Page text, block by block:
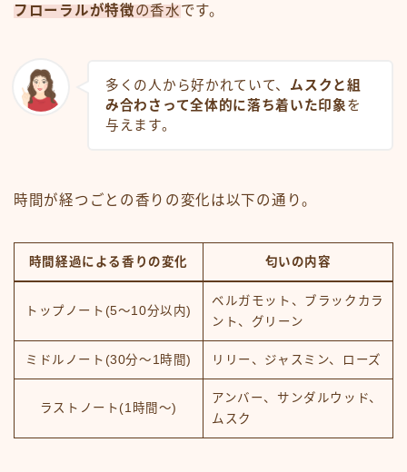
フローラルが特徴の香水 です。
多くの人から好かれていて、 ムスクと組
み合わさって全体的に落ち着いた印象を
与えます。
時間が経つごとの香りの変化は以下の通り。
時間経過による香りの変化 匂いの内容
トップノート(5～10分以内)
ベルガモット、ブラックカラ
ント、グリーン
ミドルノート(30分～1時間) リリー、ジャスミン、ローズ
ラストノート(1時間～)
アンバー、サンダルウッド、
ムスク